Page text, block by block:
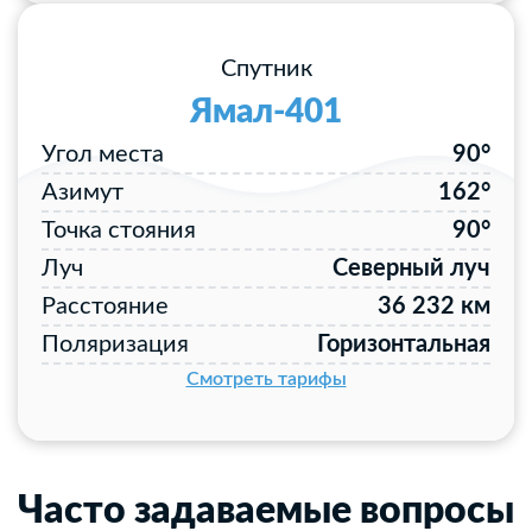
Спутник
Ямал-401
Угол места
90°
Азимут
162°
Точка стояния
90°
Луч
Северный луч
Расстояние
36 232 км
Поляризация
Горизонтальная
Смотреть тарифы
Часто задаваемые вопросы